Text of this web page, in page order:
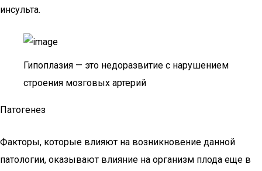
инсульта.
Гипоплазия — это недоразвитие с нарушением
строения мозговых артерий
Патогенез
Факторы, которые влияют на возникновение данной
патологии, оказывают влияние на организм плода еще в